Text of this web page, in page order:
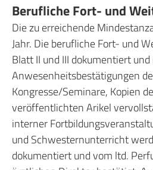
Berufliche Fort- und
Die zu erreichende
Jahr. Die berufliche Fort- und
Blatt II und III dokumentiert
Anwesenheitsbestätigungen
Kongresse/Seminare, Kopien
veröffentlichten Arikel
interner
und Schwesternunterricht
dokumentiert und vom ltd.